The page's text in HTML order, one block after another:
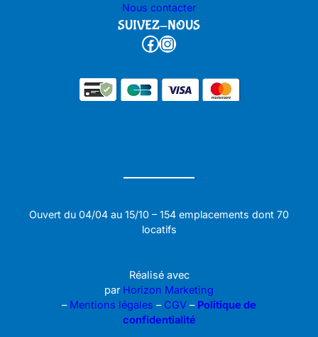
Nous contacter
SUIVEZ-NOUS
Facebook Instagram
Ouvert du 04/04 au 15/10 – 154 emplacements dont 70
locatifs
Réalisé avec
par Horizon Marketing
– Mentions légales – CGV – Politique de
confidentialité